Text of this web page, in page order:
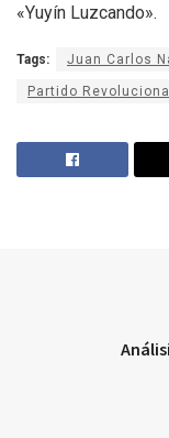
«Yuyín Luzcando».
Tags: Juan Carlos
Partido